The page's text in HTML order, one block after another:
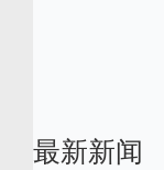
最新新闻